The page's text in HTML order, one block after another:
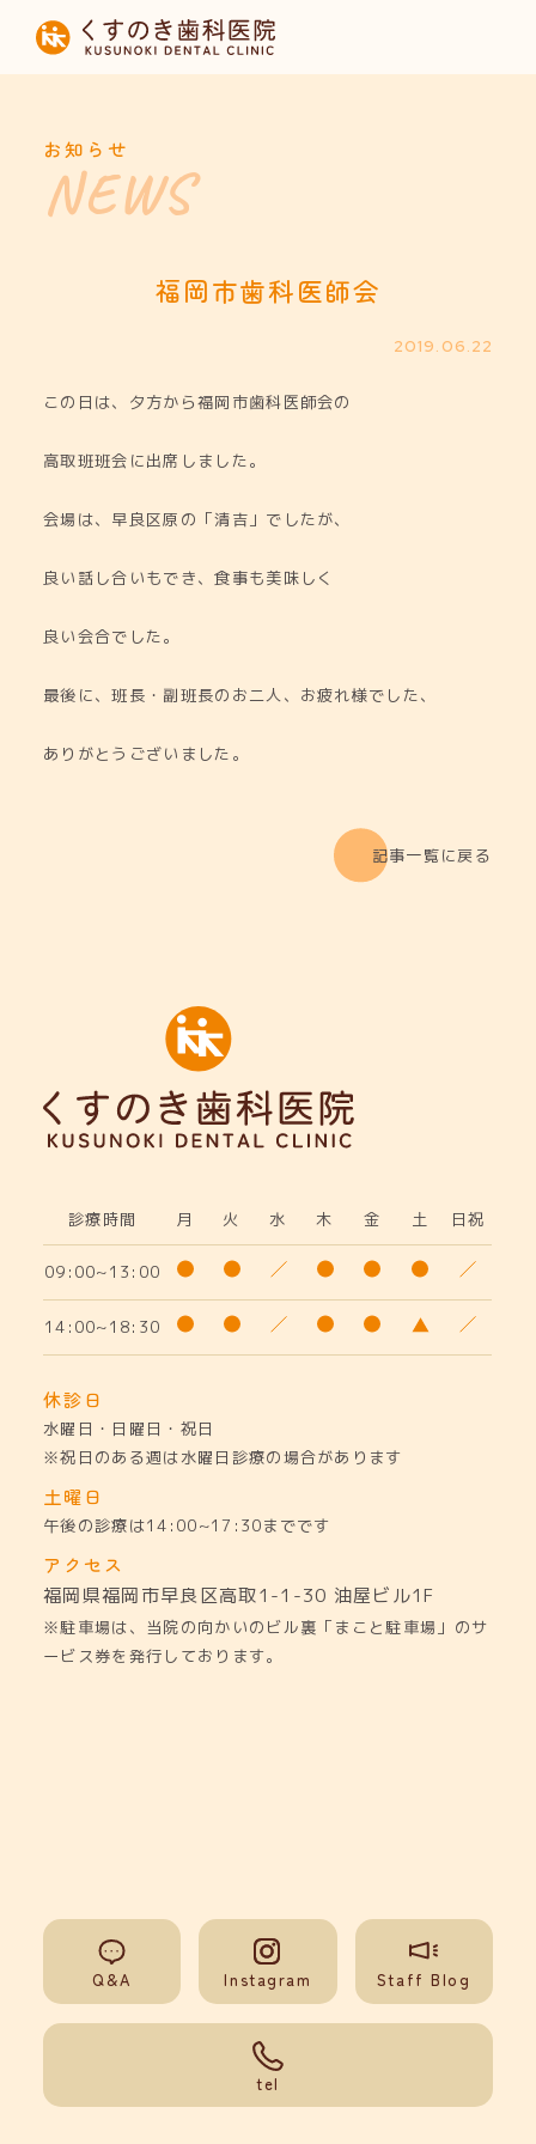
HOME
診療内容
お知らせ
お知らせ
福岡市歯科医師会
2019.06.22
この日は、夕方から福岡市歯科医師会の
高取班班会に出席しました。
会場は、早良区原の「清吉」でしたが、
良い話し合いもでき、食事も美味しく
良い会合でした。
最後に、班長・副班長のお二人、お疲れ様でした、
ありがとうございました。
記事一覧に戻る
診療時間 月 火 水 木 金 土 日祝
09:00~13:00
14:00~18:30
休診日
水曜日・日曜日・祝日
※祝日のある週は水曜日診療の場合があります
土曜日
午後の診療は14:00~17:30までです
アクセス
福岡県福岡市早良区高取1-1-30 油屋ビル1F
※駐車場は、当院の向かいのビル裏「まこと駐車場」のサ
ービス券を発行しております。
Q&A Instagram Staff Blog
tel